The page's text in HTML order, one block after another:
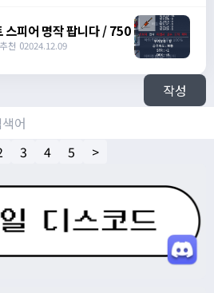
스피어 명작 팝니다 / 750
천 02024.12.09
작성
3 4 5 >